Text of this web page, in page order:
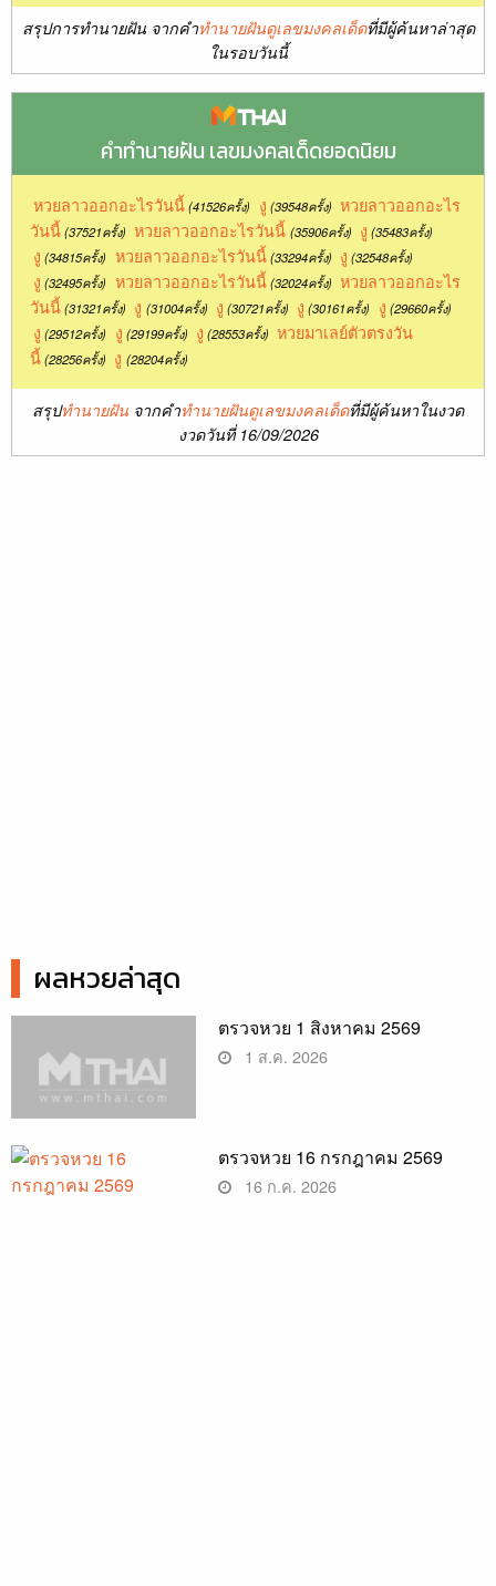
สรุปการทำนายฝัน จากคำทำนายฝันดูเลขมงคลเด็ดที่มีผู้ค้นหาล่าสุด
ในรอบวันนี้
คำทำนายฝัน เลขมงคลเด็ดยอดนิยม
หวยลาวออกอะไรวันนี้ (41526ครั้ง) งู (39548ครั้ง) หวยลาวออกอะไร
วันนี้(37521ครั้ง) หวยลาวออกอะไรวันนี้ (35906ครั้ง) งู (35483ครั้ง)
งู (34815ครั้ง) หวยลาวออกอะไรวันนี้ (33294ครั้ง) งู (32548ครั้ง)
งู (32495ครั้ง) หวยลาวออกอะไรวันนี้ (32024ครั้ง) หวยลาวออกอะไร
วันนี้(31321ครั้ง) งู (31004ครั้ง) งู (30721ครั้ง) งู (30161ครั้ง) งู (29660ครั้ง)
งู (29512ครั้ง) งู (29199ครั้ง) งู (28553ครั้ง) หวยมาเลย์ตัวตรงวัน
นี้(28256ครั้ง) งู (28204ครั้ง)
สรุปทำนายฝัน จากคำทำนายฝันดูเลขมงคลเด็ดที่มีผู้ค้นหาในงวด
งวดวันที่ 16/09/2026
ผลหวยล่าสุด
ตรวจหวย 1 สิงหาคม 2569
1 ส.ค. 2026
ตรวจหวย 16 กรกฎาคม 2569
16 ก.ค. 2026